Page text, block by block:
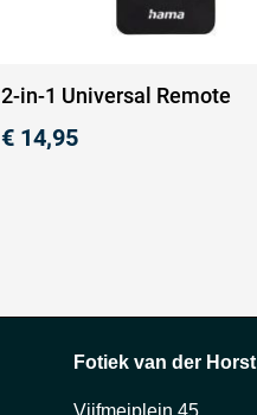
2-in-1 Universal Remote
€ 14,95
Fotiek van der Horst
Vijfmeiplein 45